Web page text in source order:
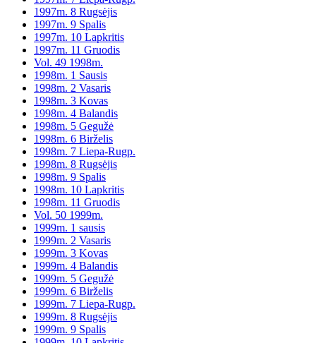
1997m. 8 Rugsėjis
1997m. 9 Spalis
1997m. 10 Lapkritis
1997m. 11 Gruodis
Vol. 49 1998m.
1998m. 1 Sausis
1998m. 2 Vasaris
1998m. 3 Kovas
1998m. 4 Balandis
1998m. 5 Gegužė
1998m. 6 Birželis
1998m. 7 Liepa-Rugp.
1998m. 8 Rugsėjis
1998m. 9 Spalis
1998m. 10 Lapkritis
1998m. 11 Gruodis
Vol. 50 1999m.
1999m. 1 sausis
1999m. 2 Vasaris
1999m. 3 Kovas
1999m. 4 Balandis
1999m. 5 Gegužė
1999m. 6 Birželis
1999m. 7 Liepa-Rugp.
1999m. 8 Rugsėjis
1999m. 9 Spalis